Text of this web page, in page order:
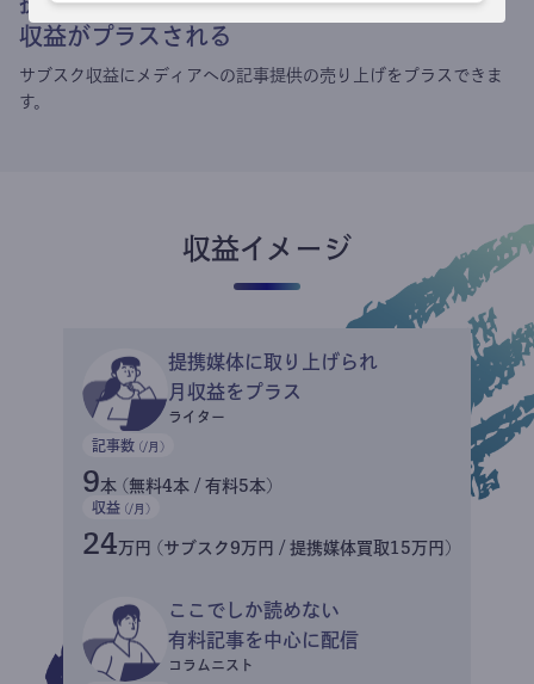
収益がプラスされる
サブスク収益にメディアへの記事提供の売り上げをプラスできま
す。
収益イメージ
提携媒体に取り上げられ
月収益をプラス
ライター
記事数 (/月)
9本 (無料4本 / 有料5本)
収益 (/月)
24万円 (サブスク9万円 / 提携媒体買取15万円)
ここでしか読めない
有料記事を中心に配信
コラムニスト